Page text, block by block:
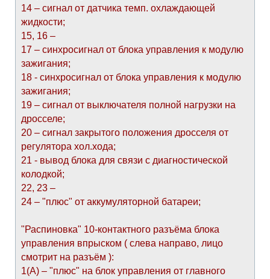
14 – сигнал от датчика темп. охлаждающей
жидкости;
15, 16 –
17 – синхросигнал от блока управления к модулю
зажигания;
18 - синхросигнал от блока управления к модулю
зажигания;
19 – сигнал от выключателя полной нагрузки на
дросселе;
20 – сигнал закрытого положения дросселя от
регулятора хол.хода;
21 - вывод блока для связи с диагностической
колодкой;
22, 23 –
24 – "плюс" от аккумуляторной батареи;
"Распиновка" 10-контактного разъёма блока
управления впрыском ( слева направо, лицо
смотрит на разъём ):
1(А) – "плюс" на блок управления от главного